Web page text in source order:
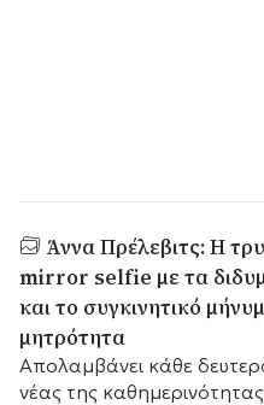
Άννα Πρέλεβιτς: Η
mirror selfie με τα
και το συγκινητικό
μητρότητα
Απολαμβάνει κάθε
νέας της